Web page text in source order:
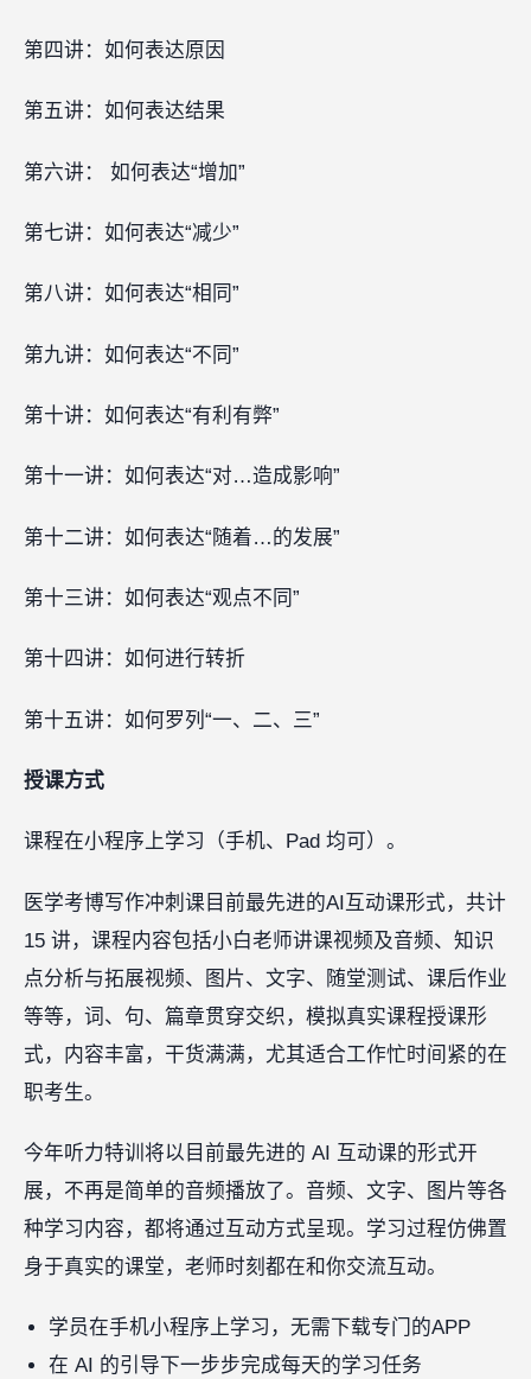
第四讲：如何表达原因
第五讲：如何表达结果
第六讲： 如何表达“增加”
第七讲：如何表达“减少”
第八讲：如何表达“相同”
第九讲：如何表达“不同”
第十讲：如何表达“有利有弊”
第十一讲：如何表达“对…造成影响”
第十二讲：如何表达“随着…的发展”
第十三讲：如何表达“观点不同”
第十四讲：如何进行转折
第十五讲：如何罗列“一、二、三”
授课方式
课程在小程序上学习（手机、Pad 均可）。
医学考博写作冲刺课目前最先进的AI互动课形式，共计
15 讲，课程内容包括小白老师讲课视频及音频、知识
点分析与拓展视频、图片、文字、随堂测试、课后作业
等等，词、句、篇章贯穿交织，模拟真实课程授课形
式，内容丰富，干货满满，尤其适合工作忙时间紧的在
职考生。
今年听力特训将以目前最先进的 AI 互动课的形式开
展，不再是简单的音频播放了。音频、文字、图片等各
种学习内容，都将通过互动方式呈现。学习过程仿佛置
身于真实的课堂，老师时刻都在和你交流互动。
学员在手机小程序上学习，无需下载专门的APP
在 AI 的引导下一步步完成每天的学习任务